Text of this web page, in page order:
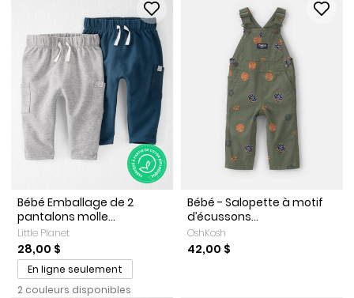
Bébé Emballage de 2
pantalons molle...
Little Planet
28,00 $
En ligne seulement
2 couleurs disponibles
Bébé - Salopette à motif
d’écussons...
OshKosh
42,00 $